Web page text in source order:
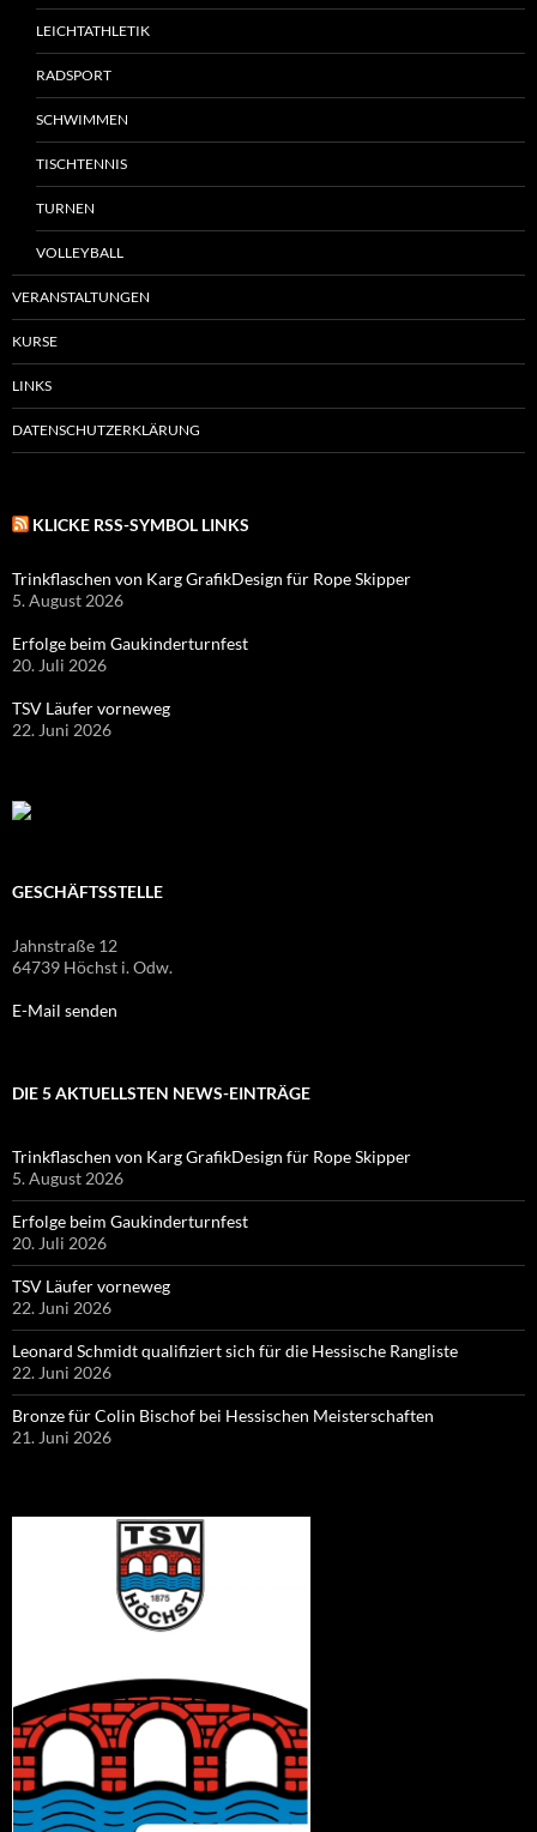
LEICHTATHLETIK
RADSPORT
SCHWIMMEN
TISCHTENNIS
TURNEN
VOLLEYBALL
VERANSTALTUNGEN
KURSE
LINKS
DATENSCHUTZERKLÄRUNG
KLICKE RSS-SYMBOL LINKS
Trinkflaschen von Karg GrafikDesign für Rope Skipper
5. August 2026
Erfolge beim Gaukinderturnfest
20. Juli 2026
TSV Läufer vorneweg
22. Juni 2026
GESCHÄFTSSTELLE
Jahnstraße 12
64739 Höchst i. Odw.
E-Mail senden
DIE 5 AKTUELLSTEN NEWS-EINTRÄGE
Trinkflaschen von Karg GrafikDesign für Rope Skipper
5. August 2026
Erfolge beim Gaukinderturnfest
20. Juli 2026
TSV Läufer vorneweg
22. Juni 2026
Leonard Schmidt qualifiziert sich für die Hessische Rangliste
22. Juni 2026
Bronze für Colin Bischof bei Hessischen Meisterschaften
21. Juni 2026